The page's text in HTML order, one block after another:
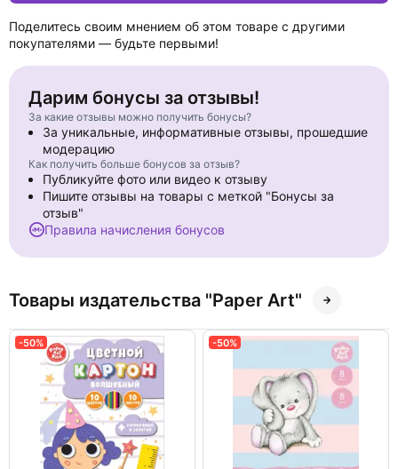
Поделитесь своим мнением об этом товаре с другими
покупателями — будьте первыми!
Дарим бонусы за отзывы!
За какие отзывы можно получить бонусы?
За уникальные, информативные отзывы, прошедшие
модерацию
Как получить больше бонусов за отзыв?
Публикуйте фото или видео к отзыву
Пишите отзывы на товары с меткой "Бонусы за
отзыв"
Правила начисления бонусов
Товары издательства "Paper Art"
-50% -50%